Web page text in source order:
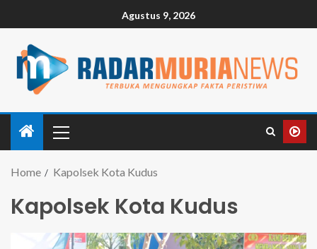
Agustus 9, 2026
Home Kapolsek Kota Kudus
Kapolsek Kota Kudus